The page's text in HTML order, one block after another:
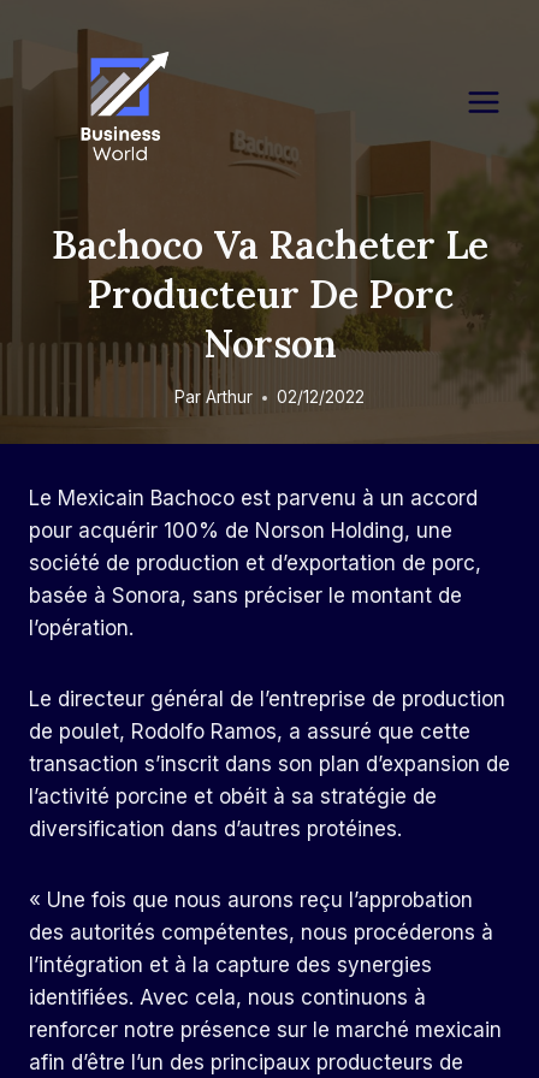
content
Bachoco Va Racheter Le
Producteur De Porc
Norson
Par Arthur 02/12/2022
Le Mexicain Bachoco est parvenu à un accord
pour acquérir 100% de Norson Holding, une
société de production et d’exportation de porc,
basée à Sonora, sans préciser le montant de
l’opération.
Le directeur général de l’entreprise de production
de poulet, Rodolfo Ramos, a assuré que cette
transaction s’inscrit dans son plan d’expansion de
l’activité porcine et obéit à sa stratégie de
diversification dans d’autres protéines.
« Une fois que nous aurons reçu l’approbation
des autorités compétentes, nous procéderons à
l’intégration et à la capture des synergies
identifiées. Avec cela, nous continuons à
renforcer notre présence sur le marché mexicain
afin d’être l’un des principaux producteurs de